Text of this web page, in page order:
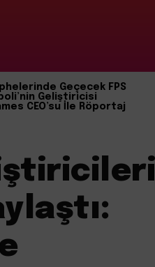
Geçecek FPS
Geliştiricisi
CEO’su İle Röportaj